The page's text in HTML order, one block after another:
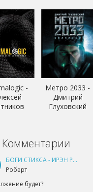
-
Метро 2033 -
Дмитрий
Глуховский
Комментарии
БОГИ СТИКСА - ИРЭН РУДКЕВИЧ
Роберт
будет?